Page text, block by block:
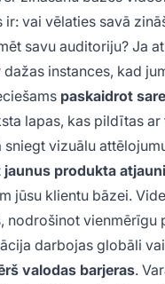
ir: vai vēlaties savā
savu auditoriju? Ja
dažas instances, kad
paskaidrot
lapas, kas pildītas
sniegt vizuālu
jaunus produkta
jūsu klientu bāzei.
nodrošinot vienmērīgu
darbojas globāli
valodas barjeras.